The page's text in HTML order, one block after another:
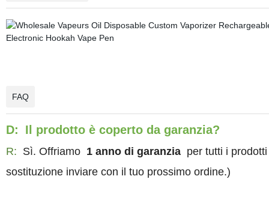
FAQ
D: Il prodotto è coperto da garanzia?
R: Sì. Offriamo 1 anno di garanzia per tutti i
sostituzione inviare con il tuo prossimo ordine.)